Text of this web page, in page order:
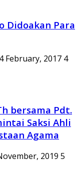
Didoakan Para
4
bersama Pdt.
Saksi Ahli
Agama
5